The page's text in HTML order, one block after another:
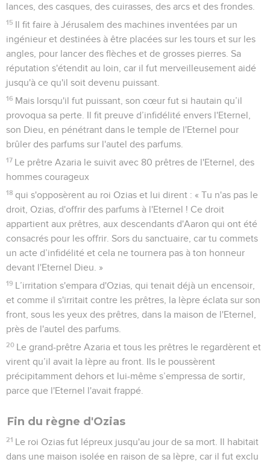
lances, des casques, des cuirasses, des arcs et des frondes.
15 Il fit faire à Jérusalem des machines inventées par un
ingénieur et destinées à être placées sur les tours et sur les
angles, pour lancer des flèches et de grosses pierres. Sa
réputation s'étendit au loin, car il fut merveilleusement aidé
jusqu'à ce qu'il soit devenu puissant.
16 Mais lorsqu'il fut puissant, son cœur fut si hautain qu’il
provoqua sa perte. Il fit preuve d’infidélité envers l'Eternel,
son Dieu, en pénétrant dans le temple de l'Eternel pour
brûler des parfums sur l'autel des parfums.
17 Le prêtre Azaria le suivit avec 80 prêtres de l'Eternel, des
hommes courageux
18 qui s'opposèrent au roi Ozias et lui dirent : « Tu n'as pas le
droit, Ozias, d'offrir des parfums à l'Eternel ! Ce droit
appartient aux prêtres, aux descendants d'Aaron qui ont été
consacrés pour les offrir. Sors du sanctuaire, car tu commets
un acte d’infidélité et cela ne tournera pas à ton honneur
devant l'Eternel Dieu. »
19 L’irritation s'empara d'Ozias, qui tenait déjà un encensoir,
et comme il s'irritait contre les prêtres, la lèpre éclata sur son
front, sous les yeux des prêtres, dans la maison de l'Eternel,
près de l'autel des parfums.
20 Le grand-prêtre Azaria et tous les prêtres le regardèrent et
virent qu’il avait la lèpre au front. Ils le poussèrent
précipitamment dehors et lui-même s’empressa de sortir,
parce que l'Eternel l'avait frappé.
Fin du règne d'Ozias
21 Le roi Ozias fut lépreux jusqu'au jour de sa mort. Il habitait
dans une maison isolée en raison de sa lèpre, car il fut exclu